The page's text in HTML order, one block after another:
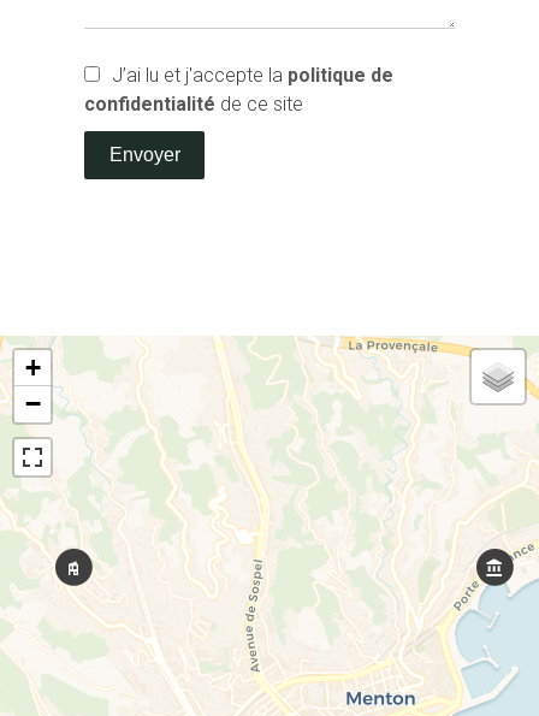
J’ai lu et j'accepte la politique de
confidentialité de ce site
Envoyer
+
−